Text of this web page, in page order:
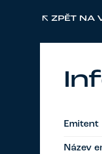
ZPĚT NA
Emitent
Název